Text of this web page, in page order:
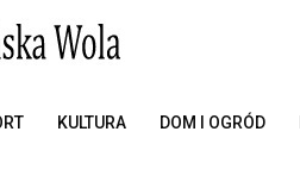
KULTURA DOM I OGRÓD